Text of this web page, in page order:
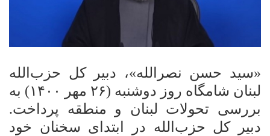
«سید حسن نصرالله»، دبیر کل حزب‌الله
لبنان شامگاه روز دوشنبه (۲۶ مهر ۱۴۰۰) به
بررسی تحولات لبنان و منطقه پرداخت.
دبیر کل حزب‌الله در ابتدای سخنان خود